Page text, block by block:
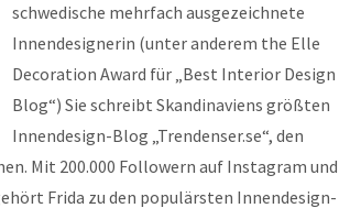
schwedische mehrfach ausgezeichnete
Innendesignerin (unter anderem the Elle
Decoration Award für „Best Interior Design
Blog“) Sie schreibt Skandinaviens größten
Innendesign-Blog „Trendenser.se“, den
Mit 200.000 Followern auf Instagram und
Frida zu den populärsten Innendesign-